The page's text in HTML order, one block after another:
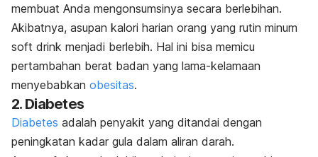
membuat Anda mengonsumsinya secara berlebihan.
Akibatnya, asupan kalori harian orang yang rutin minum
soft drink menjadi berlebih. Hal ini bisa memicu
pertambahan berat badan yang lama-kelamaan
menyebabkan obesitas.
2. Diabetes
Diabetes adalah penyakit yang ditandai dengan
peningkatan kadar gula dalam aliran darah.